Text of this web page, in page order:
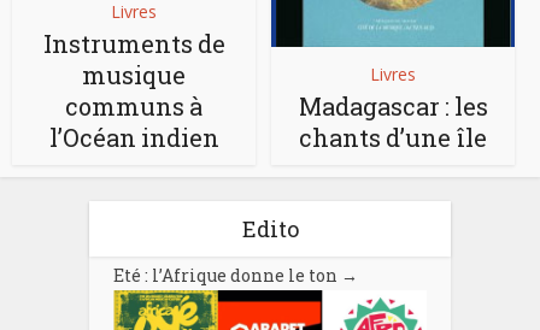
Livres
Instruments de
musique
communs à
l’Océan indien
Livres
Madagascar : les
chants d’une île
Edito
Eté : l’Afrique donne le ton →